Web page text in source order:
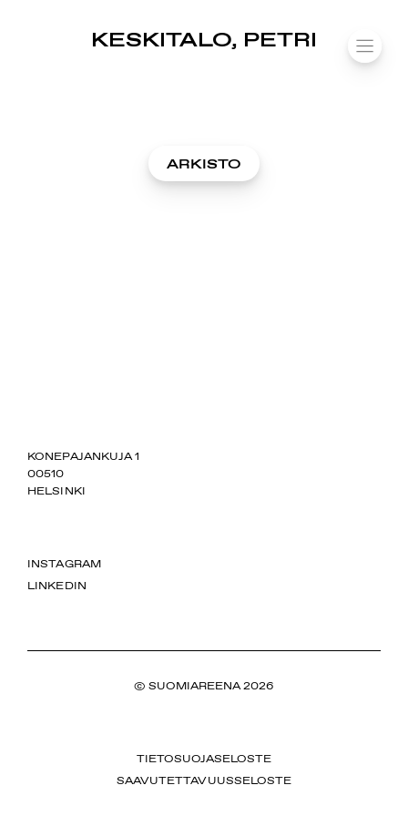
KESKITALO, PETRI
ARKISTO
SUOMIAREENA
KONEPAJANKUJA 1
00510
HELSINKI
INSTAGRAM
LINKEDIN
© SUOMIAREENA 2026
TIETOSUOJASELOSTE
SAAVUTETTAVUUSSELOSTE